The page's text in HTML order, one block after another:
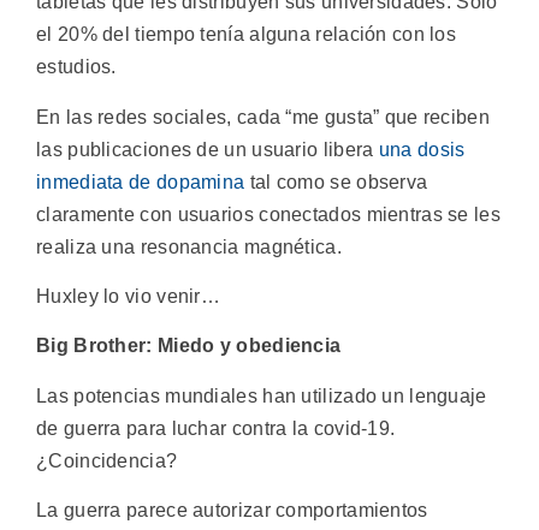
el 20% del tiempo tenía alguna relación con los
estudios.
En las redes sociales, cada “me gusta” que reciben
las publicaciones de un usuario libera una dosis
inmediata de dopamina tal como se observa
claramente con usuarios conectados mientras se les
realiza una resonancia magnética.
Huxley lo vio venir…
Big Brother: Miedo y obediencia
Las potencias mundiales han utilizado un lenguaje
de guerra para luchar contra la covid-19.
¿Coincidencia?
La guerra parece autorizar comportamientos